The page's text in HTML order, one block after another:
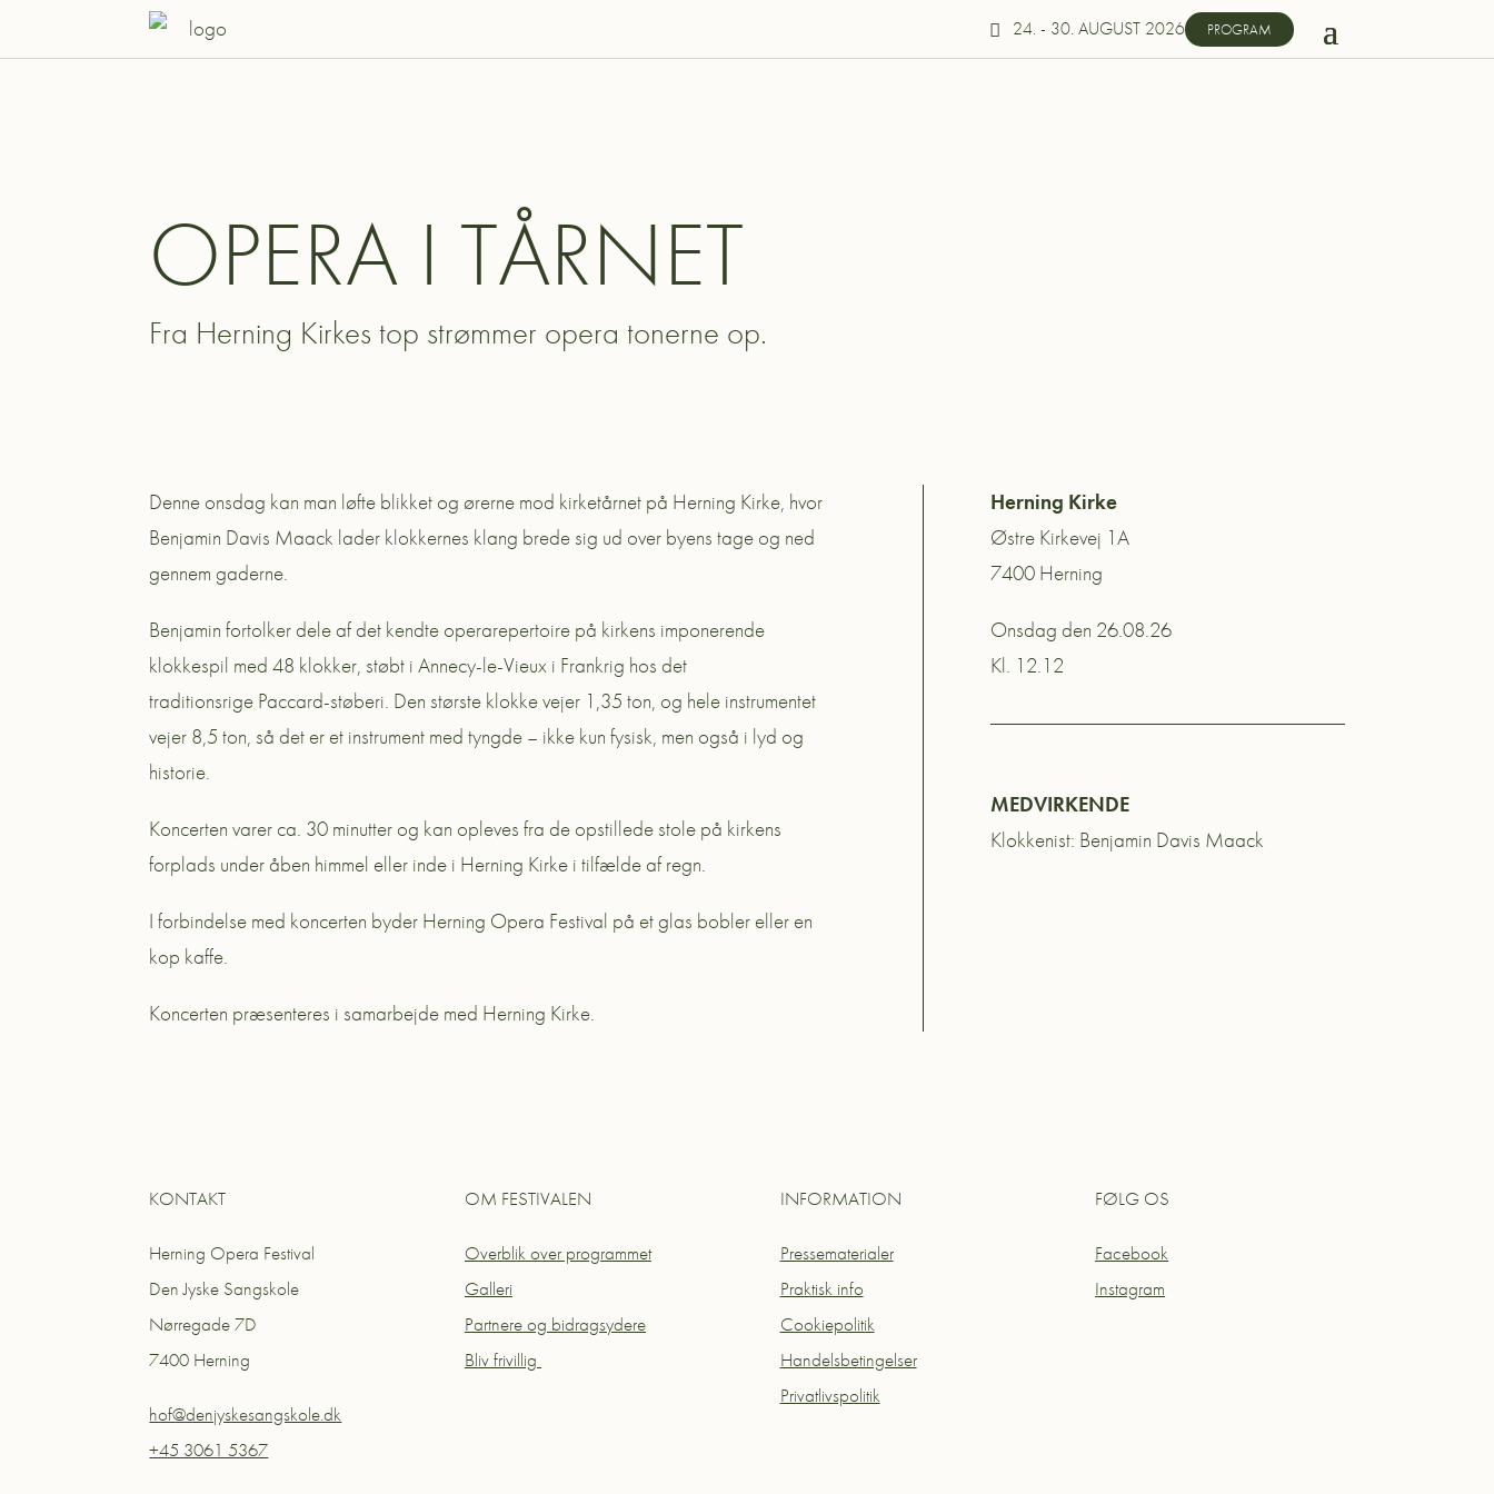
24. - 30. AUGUST 2026 PROGRAM
OPERA I TÅRNET
Fra Herning Kirkes top strømmer opera tonerne op.
Denne onsdag kan man løfte blikket og ørerne mod kirketårnet på Herning Kirke, hvor
Benjamin Davis Maack lader klokkernes klang brede sig ud over byens tage og ned
gennem gaderne.
Benjamin fortolker dele af det kendte operarepertoire på kirkens imponerende
klokkespil med 48 klokker, støbt i Annecy-le-Vieux i Frankrig hos det
traditionsrige Paccard-støberi. Den største klokke vejer 1,35 ton, og hele instrumentet
vejer 8,5 ton, så det er et instrument med tyngde – ikke kun fysisk, men også i lyd og
historie.
Koncerten varer ca. 30 minutter og kan opleves fra de opstillede stole på kirkens
forplads under åben himmel eller inde i Herning Kirke i tilfælde af regn.
I forbindelse med koncerten byder Herning Opera Festival på et glas bobler eller en
kop kaffe.
Koncerten præsenteres i samarbejde med Herning Kirke.
Herning Kirke
Østre Kirkevej 1A
7400 Herning
Onsdag den 26.08.26
Kl. 12.12
MEDVIRKENDE
Klokkenist: Benjamin Davis Maack
KONTAKT
Herning Opera Festival
Den Jyske Sangskole
Nørregade 7D
7400 Herning
hof@denjyskesangskole.dk
+45 3061 5367
OM FESTIVALEN
Overblik over programmet
Galleri
Partnere og bidragsydere
Bliv frivillig
INFORMATION
Pressematerialer
Praktisk info
Cookiepolitik
Handelsbetingelser
Privatlivspolitik
FØLG OS
Facebook
Instagram